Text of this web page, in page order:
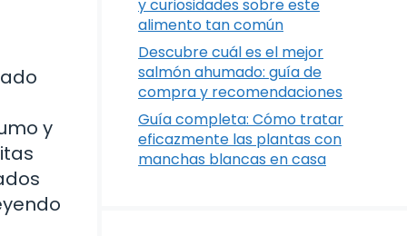
y
y curiosidades sobre este
alimento tan común
Descubre cuál es el mejor
salmón ahumado: guía de
compra y recomendaciones
Guía completa: Cómo tratar
eficazmente las plantas con
manchas blancas en casa